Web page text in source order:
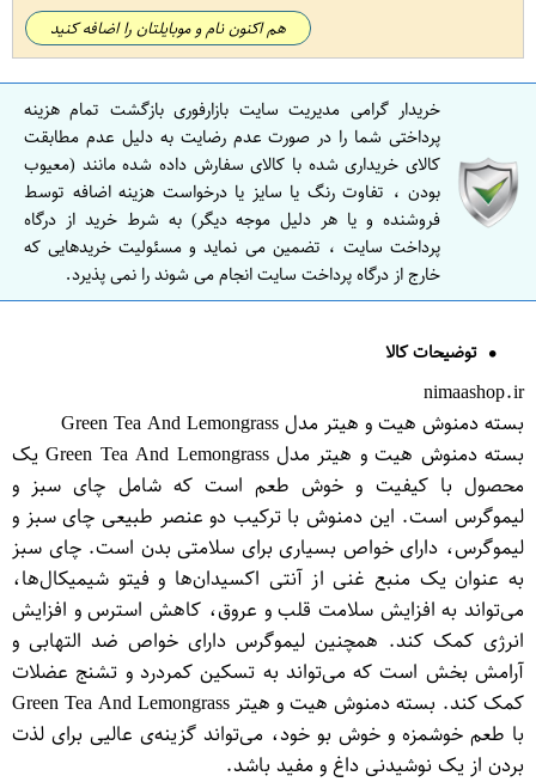
هم اکنون نام و موبایلتان را اضافه کنید
خریدار گرامی مدیریت سایت بازارفوری بازگشت تمام هزینه
پرداختی شما را در صورت عدم رضایت به دلیل عدم مطابقت
کالای خریداری شده با کالای سفارش داده شده مانند (معیوب
بودن ، تفاوت رنگ یا سایز یا درخواست هزینه اضافه توسط
فروشنده و یا هر دلیل موجه دیگر) به شرط خرید از درگاه
پرداخت سایت ، تضمین می نماید و مسئولیت خریدهایی که
خارج از درگاه پرداخت سایت انجام می شوند را نمی پذیرد.
توضیحات کالا
nimaashop.ir
بسته دمنوش هیت و هیتر مدل Green Tea And Lemongrass
بسته دمنوش هیت و هیتر مدل Green Tea And Lemongrass یک
محصول با کیفیت و خوش طعم است که شامل چای سبز و
لیموگرس است. این دمنوش با ترکیب دو عنصر طبیعی چای سبز و
لیموگرس، دارای خواص بسیاری برای سلامتی بدن است. چای سبز
به عنوان یک منبع غنی از آنتی اکسیدان‌ها و فیتو شیمیکال‌ها،
می‌تواند به افزایش سلامت قلب و عروق، کاهش استرس و افزایش
انرژی کمک کند. همچنین لیموگرس دارای خواص ضد التهابی و
آرامش بخش است که می‌تواند به تسکین کمردرد و تشنج عضلات
کمک کند. بسته دمنوش هیت و هیتر Green Tea And Lemongrass
با طعم خوشمزه و خوش بو خود، می‌تواند گزینه‌ی عالیی برای لذت
بردن از یک نوشیدنی داغ و مفید باشد.